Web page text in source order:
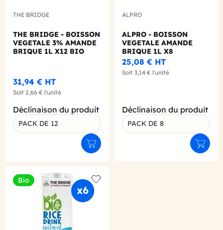
THE BRIDGE
THE BRIDGE - BOISSON
VEGETALE 3% AMANDE
BRIQUE 1L X12 BIO
31,94 € HT
Soit 2,66 € l'unité
Déclinaison du produit
PACK DE 12
Ajouter au panier
ALPRO
ALPRO - BOISSON
VEGETALE AMANDE
BRIQUE 1L X8
25,08 € HT
Soit 3,14 € l'unité
Déclinaison du produit
PACK DE 8
Bio
Add to wishlist